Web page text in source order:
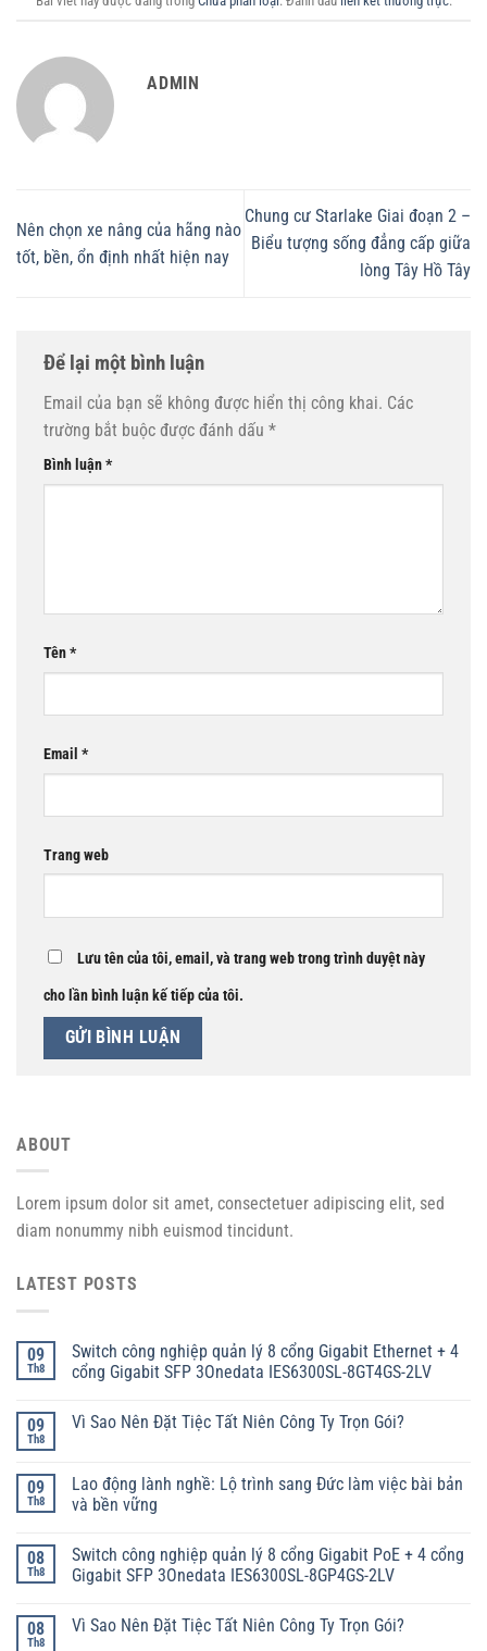
ADMIN
Nên chọn xe nâng của hãng nào
tốt, bền, ổn định nhất hiện nay
Chung cư Starlake Giai đoạn 2 –
Biểu tượng sống đẳng cấp giữa
lòng Tây Hồ Tây
Để lại một bình luận
Email của bạn sẽ không được hiển thị công khai. Các
trường bắt buộc được đánh dấu *
Bình luận*
Tên*
Email *
Trang web
Lưu tên của tôi, email, và trang web trong trình duyệt này
cho lần bình luận kế tiếp của tôi.
ABOUT
Lorem ipsum dolor sit amet, consectetuer adipiscing elit, sed
diam nonummy nibh euismod tincidunt.
LATEST POSTS
09
Th8
Switch công nghiệp quản lý 8 cổng Gigabit Ethernet + 4
cổng Gigabit SFP 3Onedata IES6300SL-8GT4GS-2LV
09
Th8
Vì Sao Nên Đặt Tiệc Tất Niên Công Ty Trọn Gói?
09
Th8
Lao động lành nghề: Lộ trình sang Đức làm việc bài bản
và bền vững
08
Th8
Switch công nghiệp quản lý 8 cổng Gigabit PoE + 4 cổng
Gigabit SFP 3Onedata IES6300SL-8GP4GS-2LV
08
Th8
Vì Sao Nên Đặt Tiệc Tất Niên Công Ty Trọn Gói?